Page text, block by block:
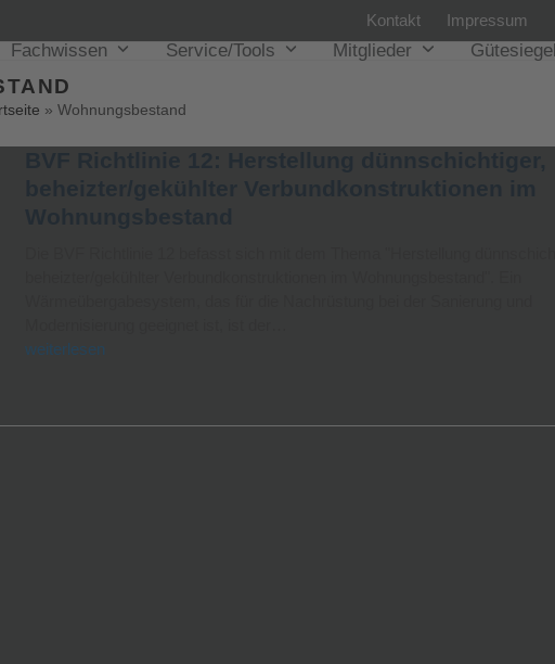
Kontakt Impressum
Fachwissen Service/Tools Mitglieder Gütesiegel
»Wohnungsbestand
weiterlesen